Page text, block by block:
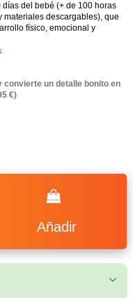
días del bebé (+ de 100 horas
materiales descargables), que
físico, emocional y
convierte un detalle bonito en
€)
Añadir